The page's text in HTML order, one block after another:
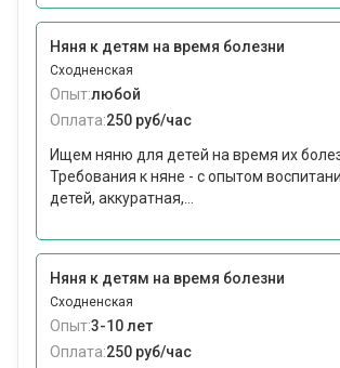
Няня к детям на время болезни
Сходненская
Опыт:любой
Оплата:250 руб/час
Ищем няню для детей на время их
Требования к няне - с опытом
детей, аккуратная,...
Няня к детям на время болезни
Сходненская
Опыт:3-10 лет
Оплата:250 руб/час